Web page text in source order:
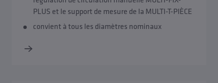
PLUS et le support de mesure de la MULTI-T-PIÈCE
convient à tous les diamètres nominaux